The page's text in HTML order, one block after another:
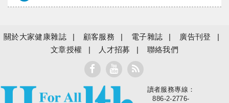
關於大家健康雜誌 顧客服務 電子雜誌
廣告刊登
文章授權
人才招募 聯絡我們
大家健康
讀者服務專線：
886-2-2776-